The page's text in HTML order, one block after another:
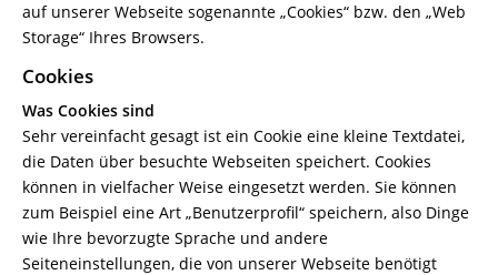
auf unserer Webseite sogenannte „Cookies“ bzw. den „Web
Storage“ Ihres Browsers.
Cookies
Was Cookies sind
Sehr vereinfacht gesagt ist ein Cookie eine kleine Textdatei,
die Daten über besuchte Webseiten speichert. Cookies
können in vielfacher Weise eingesetzt werden. Sie können
zum Beispiel eine Art „Benutzerprofil“ speichern, also Dinge
wie Ihre bevorzugte Sprache und andere
Seiteneinstellungen, die von unserer Webseite benötigt